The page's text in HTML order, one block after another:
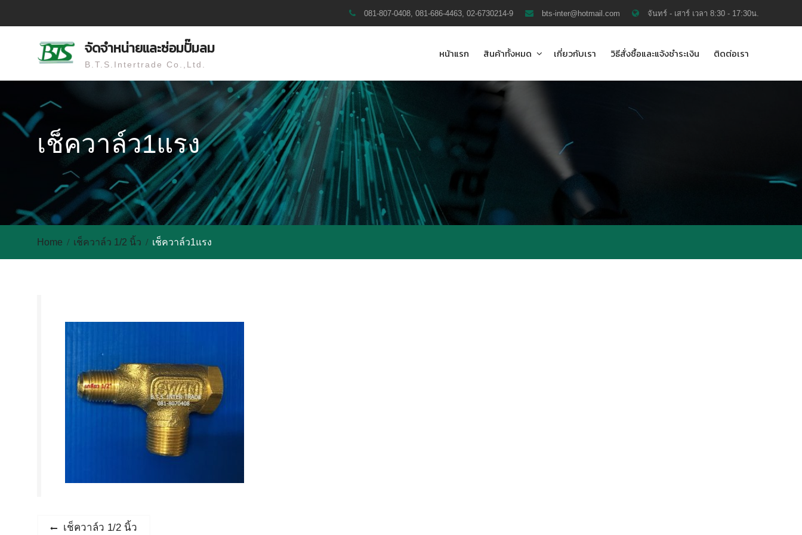
081-807-0408, 081-686-4463, 02-6730214-9 bts-inter@hotmail.com จันทร์ - เสาร์ เวลา 8:30 - 17:30น.
จัดจำหน่ายและซ่อมปั๊มลม
B.T.S.Intertrade Co.,Ltd.
หน้าแรก สินค้าทั้งหมด เกี่ยวกับเรา วิธีสั่งซื้อและแจ้งชำระเงิน ติดต่อเรา
เช็ควาล์ว1แรง
Home เช็ควาล์ว 1/2 นิ้ว เช็ควาล์ว1แรง
แนะแนว
Previous
เช็ควาล์ว 1/2 นิ้ว